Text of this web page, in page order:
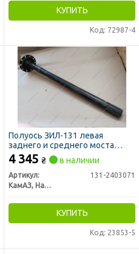
КУПИТЬ
Код: 72987-4
Полуось ЗИЛ-131 левая
заднего и среднего моста
(короткая)
4 345 ₴ в наличии
Артикул:
131-2403071
КамАЗ, Набережные Челны
КУПИТЬ
Код: 23853-5